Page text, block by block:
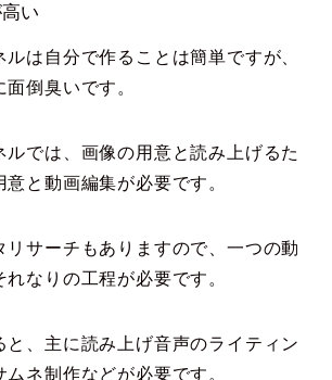
い
は自分で作ることは簡単ですが、
倒臭いです。
ルでは、画像の用意と読み上げるた
と動画編集が必要です。
リサーチもありますので、一つの動
なりの工程が必要です。
と、主に読み上げ音声のライティン
ネ制作などが必要です。